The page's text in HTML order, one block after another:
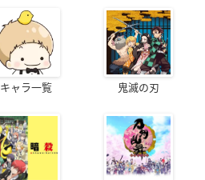
キャラ一覧 鬼滅の刃